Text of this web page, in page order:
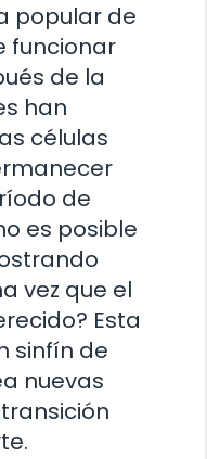
popular de
funcionar
de la
han
células
de
es posible
vez que el
Esta
sinfín de
nuevas